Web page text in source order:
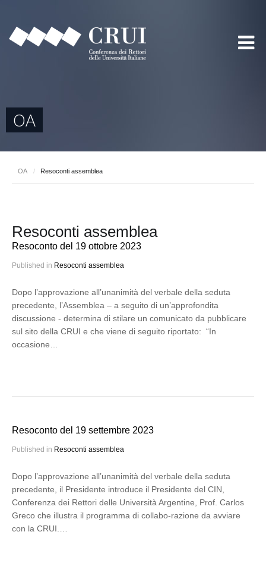
OA
OA / Resoconti assemblea
Resoconti assemblea
Resoconto del 19 ottobre 2023
Published in Resoconti assemblea
Dopo l’approvazione all’unanimità del verbale della seduta
precedente, l’Assemblea – a seguito di un’approfondita
discussione - determina di stilare un comunicato da pubblicare
sul sito della CRUI e che viene di seguito riportato: “In
occasione…
Resoconto del 19 settembre 2023
Published in Resoconti assemblea
Dopo l’approvazione all’unanimità del verbale della seduta
precedente, il Presidente introduce il Presidente del CIN,
Conferenza dei Rettori delle Università Argentine, Prof. Carlos
Greco che illustra il programma di collabo-razione da avviare
con la CRUI.…